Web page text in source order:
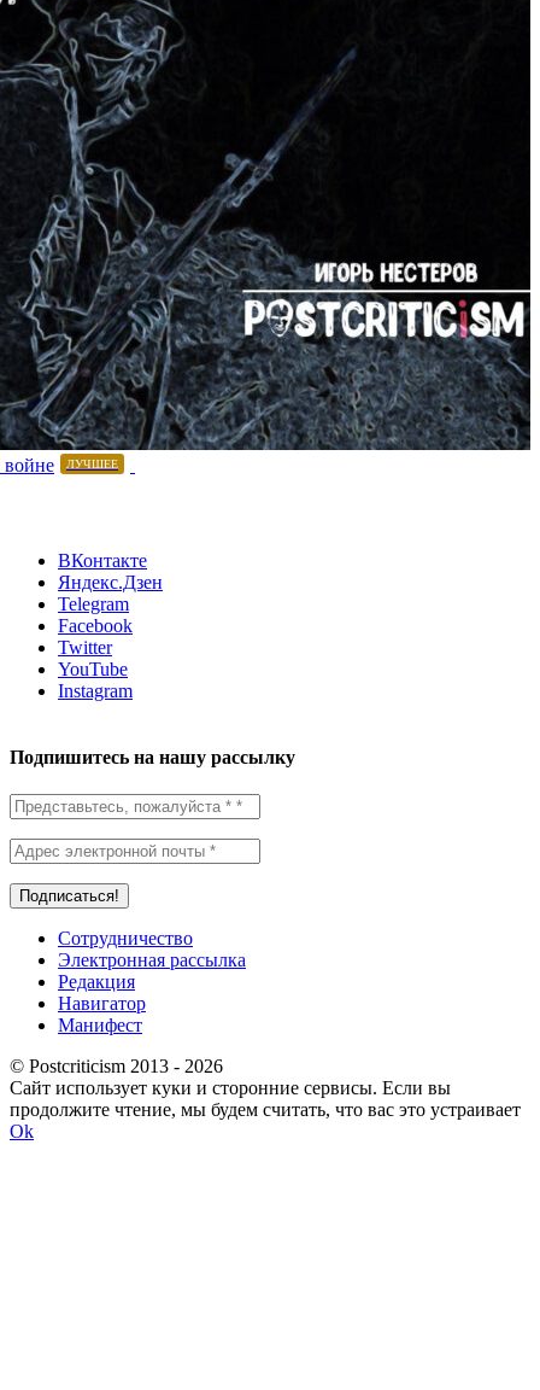
ЛУЧШЕЕ
ВКонтакте
Яндекс.Дзен
Telegram
Facebook
Twitter
YouTube
Instagram
Подпишитесь на нашу рассылку
Сотрудничество
Электронная рассылка
Редакция
Навигатор
Манифест
© Postcriticism 2013 - 2026
Сайт использует куки и сторонние сервисы. Если вы
продолжите чтение, мы будем считать, что вас это устраивает
Ok